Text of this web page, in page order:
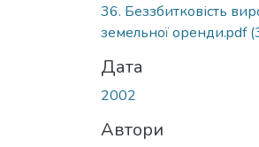
36. Беззбитковість
земельної оренди.pdf
Дата
2002
Автори